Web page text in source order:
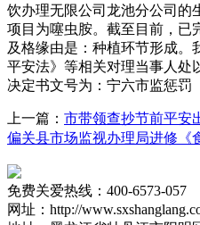
饮办理无限公司龙池分公司的
项目为噻虫胺。截至目前，已
及格缘由是：种植环节形成。
平安法》等相关对理当事人处
决定书文号为：宁六市监惩罚
上一篇： 市带领查抄节前平安
偏关县市场监视办理局进修《
免费关爱热线：400-6573-057
网址：http://